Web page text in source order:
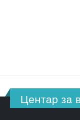
Центар за